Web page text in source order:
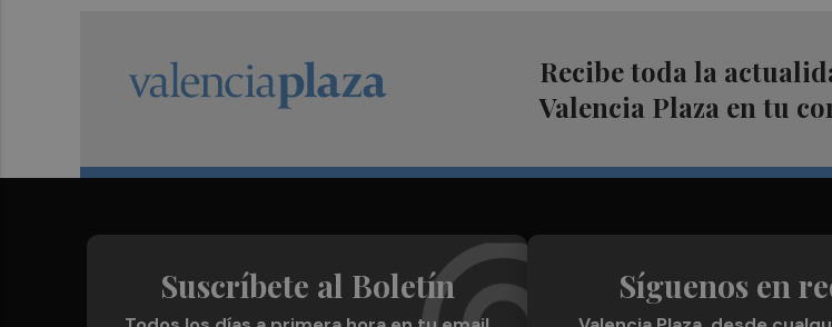
Recibe toda la
Valencia Plaza en tu
Suscríbete al Boletín Síguenos en